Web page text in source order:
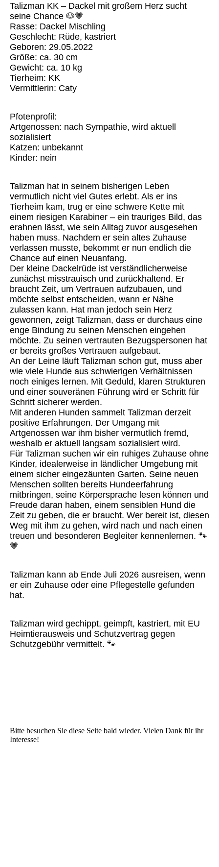
Talizman KK – Dackel mit großem Herz sucht
seine Chance 🐶🤎
Rasse: Dackel Mischling
Geschlecht: Rüde, kastriert
Geboren: 29.05.2022
Größe: ca. 30 cm
Gewicht: ca. 10 kg
Tierheim: KK
Vermittlerin: Caty
Pfotenprofil:
Artgenossen: nach Sympathie, wird aktuell
sozialisiert
Katzen: unbekannt
Kinder: nein
Talizman hat in seinem bisherigen Leben
vermutlich nicht viel Gutes erlebt. Als er ins
Tierheim kam, trug er eine schwere Kette mit
einem riesigen Karabiner – ein trauriges Bild, das
erahnen lässt, wie sein Alltag zuvor ausgesehen
haben muss. Nachdem er sein altes Zuhause
verlassen musste, bekommt er nun endlich die
Chance auf einen Neuanfang.
Der kleine Dackelrüde ist verständlicherweise
zunächst misstrauisch und zurückhaltend. Er
braucht Zeit, um Vertrauen aufzubauen, und
möchte selbst entscheiden, wann er Nähe
zulassen kann. Hat man jedoch sein Herz
gewonnen, zeigt Talizman, dass er durchaus eine
enge Bindung zu seinen Menschen eingehen
möchte. Zu seinen vertrauten Bezugspersonen hat
er bereits großes Vertrauen aufgebaut.
An der Leine läuft Talizman schon gut, muss aber
wie viele Hunde aus schwierigen Verhältnissen
noch einiges lernen. Mit Geduld, klaren Strukturen
und einer souveränen Führung wird er Schritt für
Schritt sicherer werden.
Mit anderen Hunden sammelt Talizman derzeit
positive Erfahrungen. Der Umgang mit
Artgenossen war ihm bisher vermutlich fremd,
weshalb er aktuell langsam sozialisiert wird.
Für Talizman suchen wir ein ruhiges Zuhause ohne
Kinder, idealerweise in ländlicher Umgebung mit
einem sicher eingezäunten Garten. Seine neuen
Menschen sollten bereits Hundeerfahrung
mitbringen, seine Körpersprache lesen können und
Freude daran haben, einem sensiblen Hund die
Zeit zu geben, die er braucht. Wer bereit ist, diesen
Weg mit ihm zu gehen, wird nach und nach einen
treuen und besonderen Begleiter kennenlernen. 🐾
🤎
Talizman kann ab Ende Juli 2026 ausreisen, wenn
er ein Zuhause oder eine Pflegestelle gefunden
hat.
Talizman wird gechippt, geimpft, kastriert, mit EU
Heimtierausweis und Schutzvertrag gegen
Schutzgebühr vermittelt. 🐾
Bitte besuchen Sie diese Seite bald wieder. Vielen Dank für ihr
Interesse!